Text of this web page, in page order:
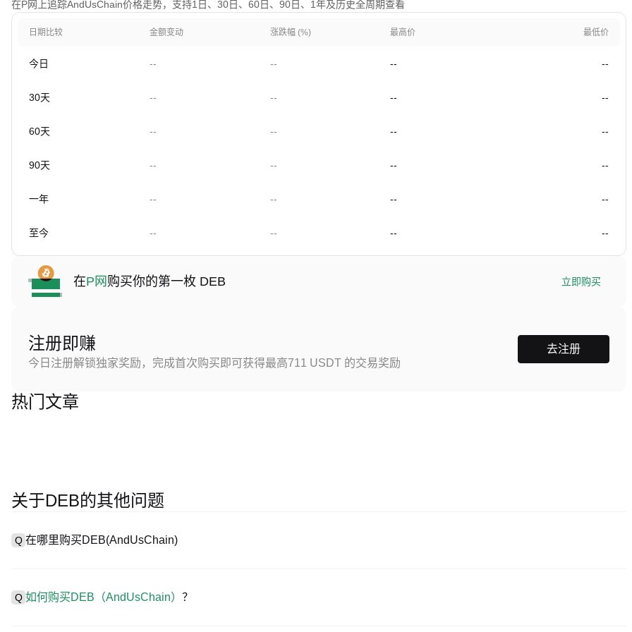
在P网上追踪AndUsChain价格走势，支持1日、30日、60日、90日、1年及历史全周期查看
日期比较 金额变动 涨跌幅 (%) 最高价 最低价
今日 -- -- -- --
30天 -- -- -- --
60天 -- -- -- --
90天 -- -- -- --
一年 -- -- -- --
至今 -- -- -- --
在P网 购买你的第一枚 DEB 立即购买
注册即赚
今日注册解锁独家奖励，完成首次购买即可获得最高711 USDT 的交易奖励
去注册
热门文章
关于DEB的其他问题
Q 在哪里购买DEB(AndUsChain)
助用户轻松交易。例如，P网支持多种代币交易，包括DEB，并提供具有竞争力的交易费用。
Q 如何购买DEB（AndUsChain） ？